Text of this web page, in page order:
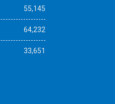
55,145
64,232
33,651